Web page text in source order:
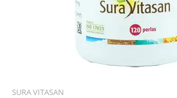
al
SURA VITASAN